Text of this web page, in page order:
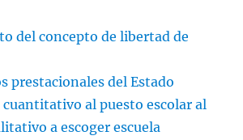
del concepto de libertad de
prestacionales del Estado
cuantitativo al puesto escolar al
a escoger escuela